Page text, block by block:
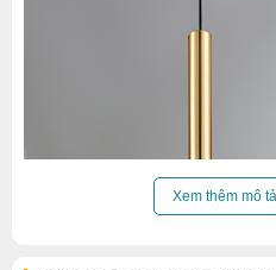
Xem thêm mô